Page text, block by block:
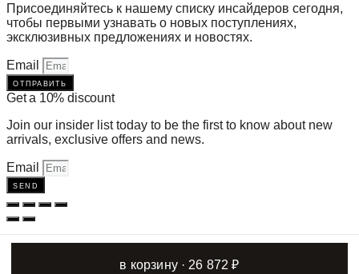
в корзину · 26 872 ₽
Присоединяйтесь к нашему списку инсайдеров сегодня,
чтобы первыми узнавать о новых поступлениях,
эксклюзивных предложениях и новостях.
Email
отправить
Get a 10% discount
Join our insider list today to be the first to know about new
arrivals, exclusive offers and news.
Email
send